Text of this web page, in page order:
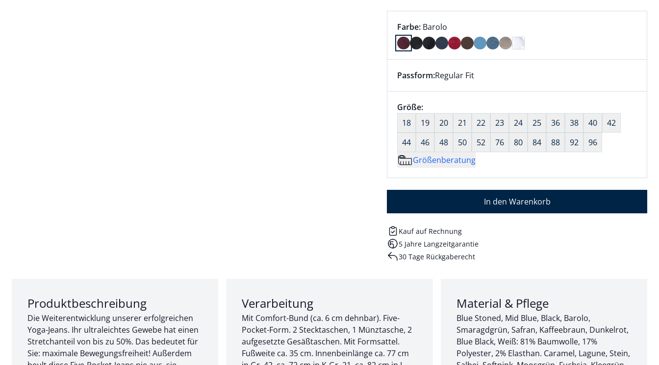
Farbauswahl:
Farbe: aktuell ausgewählt:
Barolo
Farbe Barolo ausgewählt
Dieser Artikel hat die Passform Regular Fit. für Informationen zu
Passform:Regular Fit
Größenauswahl:
Größe:nichts ausgewählt
18
19 20 21 22 23 24 25 36 38 40
42
44
46 48 50 52 76 80 84 88 92
96
Größenberatung
In den Warenkorb
Kauf auf Rechnung
5 Jahre Langzeitgarantie
30 Tage Rückgaberecht
Abschnitt 1 von 3:
Produktbeschreibung
Die Weiterentwicklung unserer erfolgreichen
Yoga-Jeans. Ihr ultraleichtes Gewebe hat einen
Stretchanteil von bis zu 50%. Das bedeutet für
Sie: maximale Bewegungsfreiheit! Außerdem
Abschnitt 2 von 3:
Verarbeitung
Mit Comfort-Bund (ca. 6 cm dehnbar). Five-
Pocket-Form. 2 Stecktaschen, 1 Münztasche, 2
aufgesetzte Gesäßtaschen. Mit Formsattel.
Fußweite ca. 35 cm. Innenbeinlänge ca. 77 cm
Abschnitt 3 von 3:
Material & Pflege
Blue Stoned, Mid Blue, Black, Barolo,
Smaragdgrün, Safran, Kaffeebraun, Dunkelrot,
Blue Black, Weiß: 81% Baumwolle, 17%
Polyester, 2% Elasthan. Caramel, Lagune, Stein,